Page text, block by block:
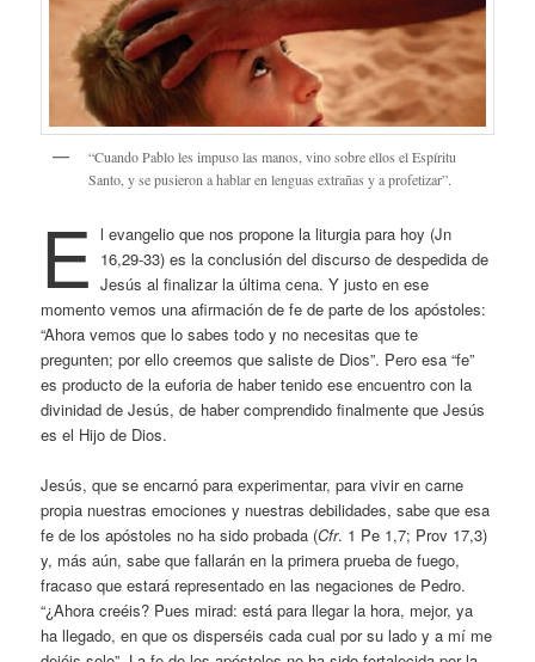
“Cuando Pablo les impuso las manos, vino sobre ellos el Espíritu
Santo, y se pusieron a hablar en lenguas extrañas y a profetizar”.
E l evangelio que nos propone la liturgia para hoy (Jn
16,29-33) es la conclusión del discurso de despedida de
Jesús al finalizar la última cena. Y justo en ese
momento vemos una afirmación de fe de parte de los apóstoles:
“Ahora vemos que lo sabes todo y no necesitas que te
pregunten; por ello creemos que saliste de Dios”. Pero esa “fe”
es producto de la euforia de haber tenido ese encuentro con la
divinidad de Jesús, de haber comprendido finalmente que Jesús
es el Hijo de Dios.
Jesús, que se encarnó para experimentar, para vivir en carne
propia nuestras emociones y nuestras debilidades, sabe que esa
fe de los apóstoles no ha sido probada (Cfr. 1 Pe 1,7; Prov 17,3)
y, más aún, sabe que fallarán en la primera prueba de fuego,
fracaso que estará representado en las negaciones de Pedro.
“¿Ahora creéis? Pues mirad: está para llegar la hora, mejor, ya
ha llegado, en que os disperséis cada cual por su lado y a mí me